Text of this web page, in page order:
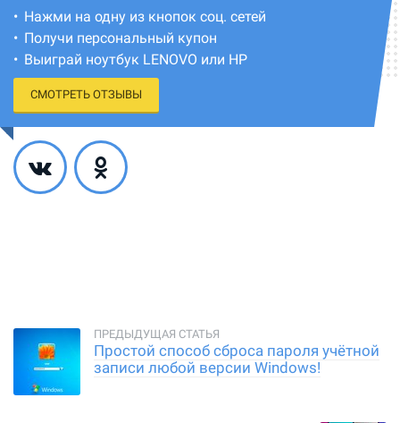
Нажми на одну из кнопок соц. сетей
Получи персональный купон
Выиграй ноутбук LENOVO или HP
СМОТРЕТЬ ОТЗЫВЫ
Простой способ сброса пароля учётной
записи любой версии Windows!